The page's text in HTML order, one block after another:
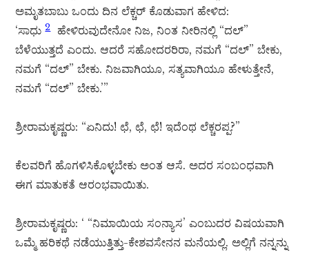
ಅಮೃತಬಾಬು ಒಂದು ದಿನ ಲೆಕ್ಚರ್ ಕೊಡುವಾಗ ಹೇಳಿದ:
‘ಸಾಧು2ಹೇಳಿರುವುದೇನೋ ನಿಜ, ನಿಂತ ನೀರಿನಲ್ಲಿ “ದಲ್”
ಬೆಳೆಯುತ್ತದೆ ಎಂದು. ಆದರೆ ಸಹೋದರರಿರಾ, ನಮಗೆ “ದಲ್” ಬೇಕು,
ನಮಗೆ “ದಲ್” ಬೇಕು. ನಿಜವಾಗಿಯೂ, ಸತ್ಯವಾಗಿಯೂ ಹೇಳುತ್ತೇನೆ,
ನಮಗೆ “ದಲ್” ಬೇಕು.’”
ಶ್ರೀರಾಮಕೃಷ್ಣರು: “ಏನಿದು! ಛೆ, ಛೆ, ಛೆ! ಇದೆಂಥ ಲೆಕ್ಚರಪ್ಪ?”
ಕೆಲವರಿಗೆ ಹೊಗಳಿಸಿಕೊಳ್ಳಬೇಕು ಅಂತ ಆಸೆ. ಅದರ ಸಂಬಂಧವಾಗಿ
ಈಗ ಮಾತುಕತೆ ಆರಂಭವಾಯಿತು.
ಶ್ರೀರಾಮಕೃಷ್ಣರು: ‘ “ನಿಮಾಯಿಯ ಸಂನ್ಯಾಸ’ ಎಂಬುದರ ವಿಷಯವಾಗಿ
ಒಮ್ಮೆ ಹರಿಕಥೆ ನಡೆಯುತ್ತಿತ್ತು-ಕೇಶವಸೇನನ ಮನೆಯಲ್ಲಿ. ಅಲ್ಲಿಗೆ ನನ್ನನ್ನು